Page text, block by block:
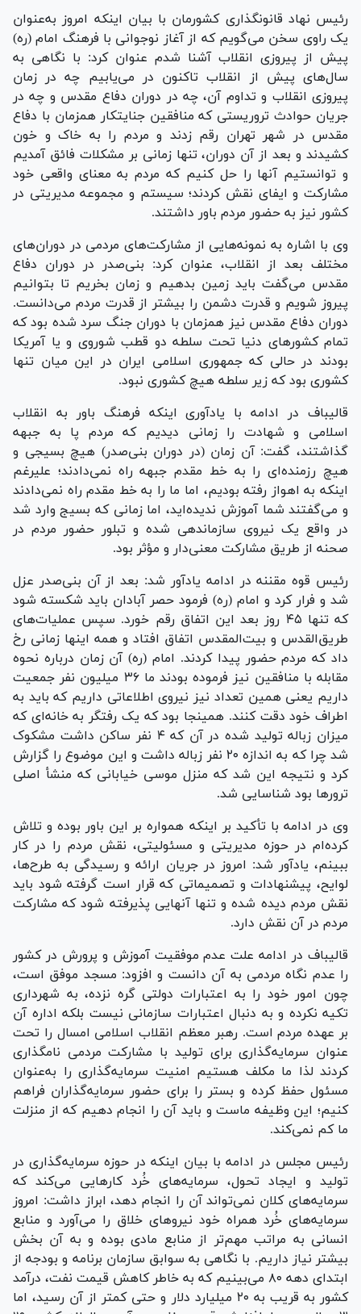
رئیس نهاد قانونگذاری کشورمان با بیان اینکه امروز به‌عنوان
یک راوی سخن می‌گویم که از آغاز نوجوانی با فرهنگ امام (ره)
پیش از پیروزی انقلاب آشنا شدم عنوان کرد: با نگاهی به
سال‌های پیش از انقلاب تاکنون در می‌یابیم چه در زمان
پیروزی انقلاب و تداوم آن، چه در دوران دفاع مقدس و چه در
جریان حوادث تروریستی که منافقین جنایتکار همزمان با دفاع
مقدس در شهر تهران رقم زدند و مردم را به خاک و خون
کشیدند و بعد از آن دوران، تنها زمانی بر مشکلات فائق آمدیم
و توانستیم آنها را حل کنیم که مردم به معنای واقعی خود
مشارکت و ایفای نقش کردند؛ سیستم و مجموعه مدیریتی در
کشور نیز به حضور مردم باور داشتند.
وی با اشاره به نمونه‌هایی از مشارکت‌های مردمی در دوران‌های
مختلف بعد از انقلاب، عنوان کرد: بنی‌صدر در دوران دفاع
مقدس می‌گفت باید زمین بدهیم و زمان بخریم تا بتوانیم
پیروز شویم و قدرت دشمن را بیشتر از قدرت مردم می‌دانست.
دوران دفاع مقدس نیز همزمان با دوران جنگ سرد شده بود که
تمام کشور‌های دنیا تحت سلطه دو قطب شوروی و یا آمریکا
بودند در حالی که جمهوری اسلامی ایران در این میان تنها
کشوری بود که زیر سلطه هیچ کشوری نبود.
قالیباف در ادامه با یادآوری اینکه فرهنگ باور به انقلاب
اسلامی و شهادت را زمانی دیدیم که مردم پا به جبهه
گذاشتند، گفت: آن زمان (در دوران بنی‌صدر) هیچ بسیجی و
هیچ رزمنده‌ای را به خط مقدم جبهه راه نمی‌دادند؛ علیرغم
اینکه به اهواز رفته بودیم، اما ما را به خط مقدم راه نمی‌دادند
و می‌گفتند شما آموزش ندیده‌اید، اما زمانی که بسیج وارد شد
در واقع یک نیروی سازماندهی شده و تبلور حضور مردم در
صحنه از طریق مشارکت معنی‌دار و مؤثر بود.
رئیس قوه مقننه در ادامه یادآور شد: بعد از آن بنی‌صدر عزل
شد و فرار کرد و امام (ره) فرمود حصر آبادان باید شکسته شود
که تنها ۴۵ روز بعد این اتفاق رقم خورد. سپس عملیات‌های
طریق‌القدس و بیت‌المقدس اتفاق افتاد و همه اینها زمانی رخ
داد که مردم حضور پیدا کردند. امام (ره) آن زمان درباره نحوه
مقابله با منافقین نیز فرموده بودند ما ۳۶ میلیون نفر جمعیت
داریم یعنی همین تعداد نیز نیروی اطلاعاتی داریم که باید به
اطراف خود دقت کنند. همینجا بود که یک رفتگر به خانه‌ای که
میزان زباله تولید شده در آن که ۴ نفر ساکن داشت مشکوک
شد چرا که به اندازه ۲۰ نفر زباله داشت و این موضوع را گزارش
کرد و نتیجه این شد که منزل موسی خیابانی که منشأ اصلی
ترور‌ها بود شناسایی شد.
وی در ادامه با تأکید بر اینکه همواره بر این باور بوده و تلاش
کرده‌ام در حوزه مدیریتی و مسئولیتی، نقش مردم را در کار
ببینم، یادآور شد: امروز در جریان ارائه و رسیدگی به طرح‌ها،
لوایح، پیشنهادات و تصمیماتی که قرار است گرفته شود باید
نقش مردم دیده شده و تنها آنهایی پذیرفته شود که مشارکت
مردم در آن نقش دارد.
قالیباف در ادامه علت عدم موفقیت آموزش و پرورش در کشور
را عدم نگاه مردمی به آن دانست و افزود: مسجد موفق است،
چون امور خود را به اعتبارات دولتی گره نزده، به شهرداری
تکیه نکرده و به دنبال اعتبارات سازمانی نیست بلکه اداره آن
بر عهده مردم است. رهبر معظم انقلاب اسلامی امسال را تحت
عنوان سرمایه‌گذاری برای تولید با مشارکت مردمی نامگذاری
کردند لذا ما مکلف هستیم امنیت سرمایه‌گذاری را به‌عنوان
مسئول حفظ کرده و بستر را برای حضور سرمایه‌گذاران فراهم
کنیم؛ این وظیفه ماست و باید آن را انجام دهیم که از منزلت
ما کم نمی‌کند.
رئیس مجلس در ادامه با بیان اینکه در حوزه سرمایه‌گذاری در
تولید و ایجاد تحول، سرمایه‌های خُرد کار‌هایی می‌کند که
سرمایه‌های کلان نمی‌تواند آن را انجام دهد، ابراز داشت: امروز
سرمایه‌های خُرد همراه خود نیرو‌های خلاق را می‌آورد و منابع
انسانی به مراتب مهم‌تر از منابع مادی بوده و به آن بخش
بیشتر نیاز داریم. با نگاهی به سوابق سازمان برنامه و بودجه از
ابتدای دهه ۸۰ می‌بینیم که به خاطر کاهش قیمت نفت، درآمد
کشور به قریب به ۲۰ میلیارد دلار و حتی کمتر از آن رسید، اما